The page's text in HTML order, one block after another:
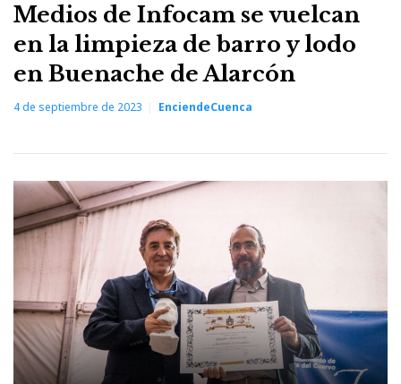
Medios de Infocam se vuelcan
en la limpieza de barro y lodo
en Buenache de Alarcón
4 de septiembre de 2023 EnciendeCuenca